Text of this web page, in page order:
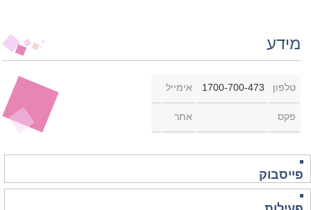
מידע
טלפון 1700-700-473 אימייל
פקס אתר
פייסבוק